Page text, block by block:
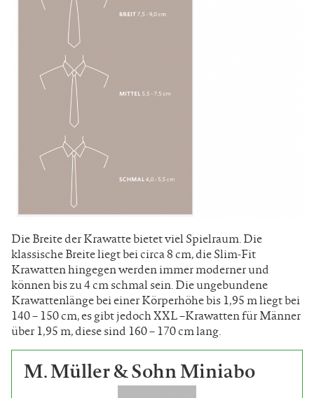
Die Breite der Krawatte bietet viel Spielraum. Die
klassische Breite liegt bei circa 8 cm, die Slim-Fit
Krawatten hingegen werden immer moderner und
können bis zu 4 cm schmal sein. Die ungebundene
Krawattenlänge bei einer Körperhöhe bis 1,95 m liegt bei
140 – 150 cm, es gibt jedoch XXL –Krawatten für Männer
über 1,95 m, diese sind 160 – 170 cm lang.
M. Müller & Sohn Miniabo